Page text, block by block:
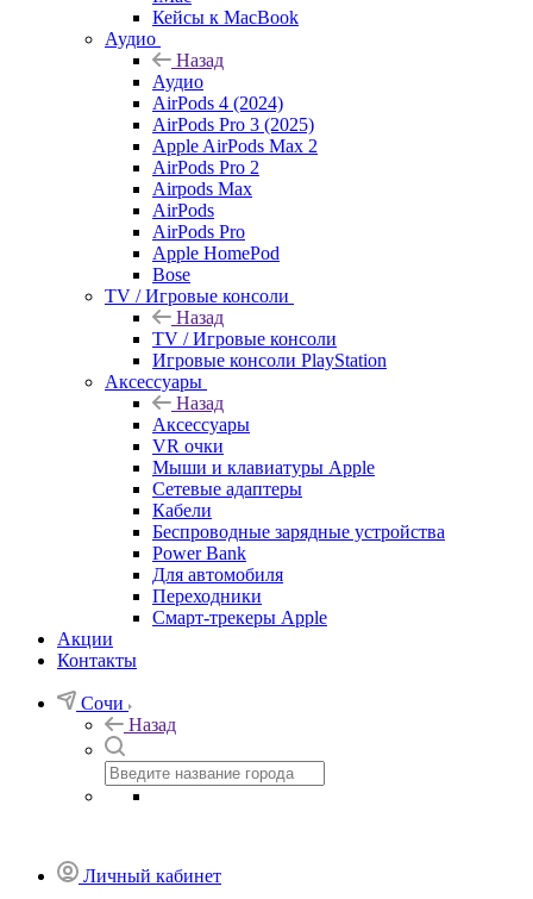
Кейсы к MacBook
Аудио
Назад
Аудио
AirPods 4 (2024)
AirPods Pro 3 (2025)
Apple AirPods Max 2
AirPods Pro 2
Airpods Max
AirPods
AirPods Pro
Apple HomePod
Bose
TV / Игровые консоли
Назад
TV / Игровые консоли
Игровые консоли PlayStation
Аксессуары
Назад
Аксессуары
VR очки
Мыши и клавиатуры Apple
Сетевые адаптеры
Кабели
Беспроводные зарядные устройства
Power Bank
Для автомобиля
Переходники
Смарт-трекеры Apple
Акции
Контакты
Сочи
Назад
Личный кабинет